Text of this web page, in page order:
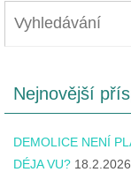
Nejnovější
DEMOLICE NENÍ
DÉJA VU? 18.2.2026